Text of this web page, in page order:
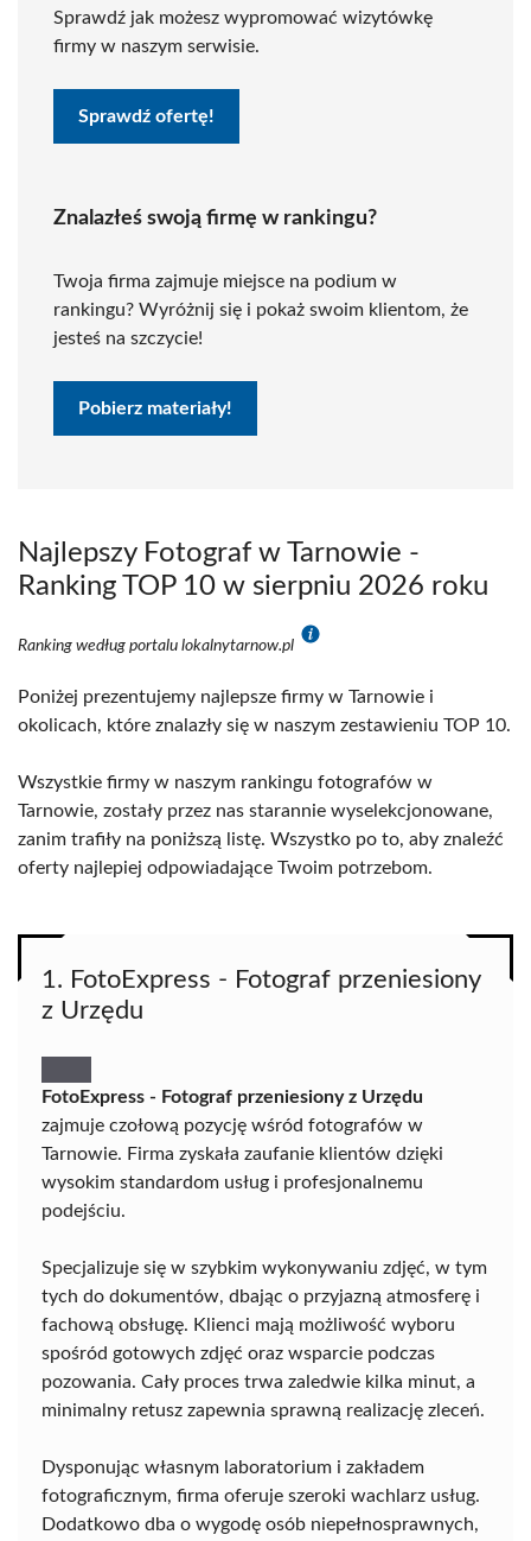
Sprawdź jak możesz wypromować wizytówkę
firmy w naszym serwisie.
Sprawdź ofertę!
Znalazłeś swoją firmę w rankingu?
Twoja firma zajmuje miejsce na podium w
rankingu? Wyróżnij się i pokaż swoim klientom, że
jesteś na szczycie!
Pobierz materiały!
Najlepszy Fotograf w Tarnowie -
Ranking TOP 10 w sierpniu 2026 roku
Ranking według portalu lokalnytarnow.pl
Poniżej prezentujemy najlepsze firmy w Tarnowie i
okolicach, które znalazły się w naszym zestawieniu TOP 10.
Wszystkie firmy w naszym rankingu fotografów w
Tarnowie, zostały przez nas starannie wyselekcjonowane,
zanim trafiły na poniższą listę. Wszystko po to, aby znaleźć
oferty najlepiej odpowiadające Twoim potrzebom.
1. FotoExpress - Fotograf przeniesiony
z Urzędu
FotoExpress - Fotograf przeniesiony z Urzędu
zajmuje czołową pozycję wśród fotografów w
Tarnowie. Firma zyskała zaufanie klientów dzięki
wysokim standardom usług i profesjonalnemu
podejściu.
Specjalizuje się w szybkim wykonywaniu zdjęć, w tym
tych do dokumentów, dbając o przyjazną atmosferę i
fachową obsługę. Klienci mają możliwość wyboru
spośród gotowych zdjęć oraz wsparcie podczas
pozowania. Cały proces trwa zaledwie kilka minut, a
minimalny retusz zapewnia sprawną realizację zleceń.
Dysponując własnym laboratorium i zakładem
fotograficznym, firma oferuje szeroki wachlarz usług.
Dodatkowo dba o wygodę osób niepełnosprawnych,